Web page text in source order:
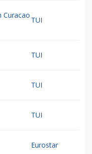
Curacao
TUI
TUI
TUI
TUI
Eurostar